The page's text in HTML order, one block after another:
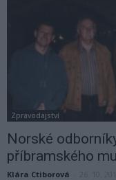
Zpravodajství
Norské
příbramského
Klára Ctiborová